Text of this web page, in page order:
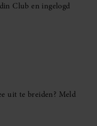
Club en ingelogd
uit te breiden? Meld